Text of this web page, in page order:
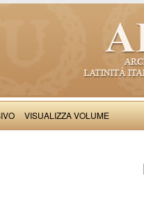
VISUALIZZA VOLUME